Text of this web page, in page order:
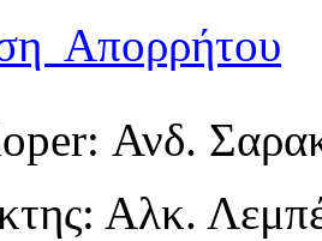
Απορρήτου
Ανδ.
Αλκ.